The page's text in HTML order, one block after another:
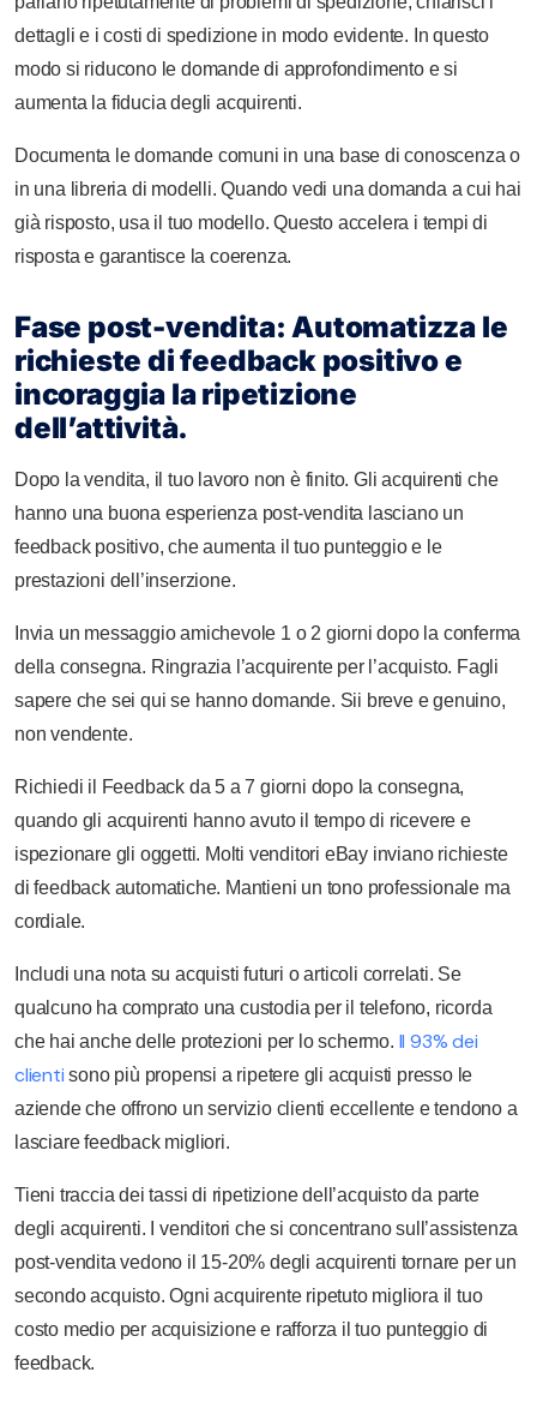
dettagli e i costi di spedizione in modo evidente. In questo
modo si riducono le domande di approfondimento e si
aumenta la fiducia degli acquirenti.
Documenta le domande comuni in una base di conoscenza o
in una libreria di modelli. Quando vedi una domanda a cui hai
già risposto, usa il tuo modello. Questo accelera i tempi di
risposta e garantisce la coerenza.
Fase post-vendita: Automatizza le
richieste di feedback positivo e
incoraggia la ripetizione
dell’attività.
Dopo la vendita, il tuo lavoro non è finito. Gli acquirenti che
hanno una buona esperienza post-vendita lasciano un
feedback positivo, che aumenta il tuo punteggio e le
prestazioni dell’inserzione.
Invia un messaggio amichevole 1 o 2 giorni dopo la conferma
della consegna. Ringrazia l’acquirente per l’acquisto. Fagli
sapere che sei qui se hanno domande. Sii breve e genuino,
non vendente.
Richiedi il Feedback da 5 a 7 giorni dopo la consegna,
quando gli acquirenti hanno avuto il tempo di ricevere e
ispezionare gli oggetti. Molti venditori eBay inviano richieste
di feedback automatiche. Mantieni un tono professionale ma
cordiale.
Includi una nota su acquisti futuri o articoli correlati. Se
qualcuno ha comprato una custodia per il telefono, ricorda
che hai anche delle protezioni per lo schermo. Il 93% dei
clienti sono più propensi a ripetere gli acquisti presso le
aziende che offrono un servizio clienti eccellente e tendono a
lasciare feedback migliori.
Tieni traccia dei tassi di ripetizione dell’acquisto da parte
degli acquirenti. I venditori che si concentrano sull’assistenza
post-vendita vedono il 15-20% degli acquirenti tornare per un
secondo acquisto. Ogni acquirente ripetuto migliora il tuo
costo medio per acquisizione e rafforza il tuo punteggio di
feedback.